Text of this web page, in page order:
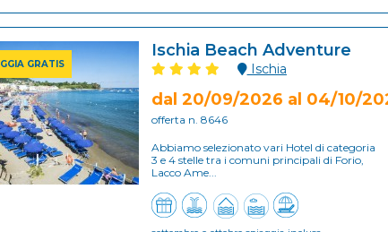
GRATIS
Ischia Beach Adventure
Ischia
dal 20/09/2026 al 04/10/
offerta n. 8646
Abbiamo selezionato vari Hotel di categoria
3 e 4 stelle tra i comuni principali di Forio,
Lacco Ame...